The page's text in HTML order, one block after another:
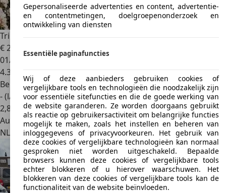
Triumph Stag
€ 23.950
01/1975
4.310 km
Benzine
- (l/100 km)
2,8
Autobedrijf
NL 3925 CGScherpenzeel
Gepersonaliseerde advertenties en content, advertentie-
en contentmetingen, doelgroepenonderzoek en
ontwikkeling van diensten
Essentiële paginafuncties
Wij of deze aanbieders gebruiken cookies of
vergelijkbare tools en technologieën die noodzakelijk zijn
voor essentiële sitefuncties en die de goede werking van
de website garanderen. Ze worden doorgaans gebruikt
als reactie op gebruikersactiviteit om belangrijke functies
mogelijk te maken, zoals het instellen en beheren van
inloggegevens of privacyvoorkeuren. Het gebruik van
deze cookies of vergelijkbare technologieën kan normaal
gesproken niet worden uitgeschakeld. Bepaalde
browsers kunnen deze cookies of vergelijkbare tools
echter blokkeren of u hierover waarschuwen. Het
blokkeren van deze cookies of vergelijkbare tools kan de
functionaliteit van de website beïnvloeden.